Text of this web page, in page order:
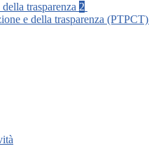
trasparenza 2
e della trasparenza (PTPCT)